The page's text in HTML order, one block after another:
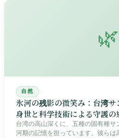
🌿
自然
氷河の残影の微笑み：台湾
身世と科学技術による守護の
台湾の高山深くに、五種の固有種サ
河期の記憶を担っています。彼らは